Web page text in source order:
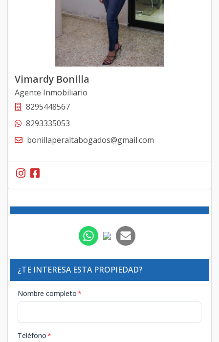
Vimardy Bonilla
Agente Inmobiliario
8295448567
8293335053
bonillaperaltabogados@gmail.com
¿TE INTERESA ESTA PROPIEDAD?
Nombre completo*
Teléfono*